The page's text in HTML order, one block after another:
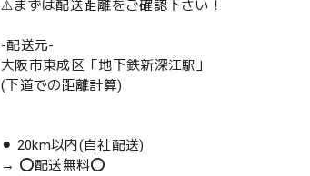
⚠️まずは配送距離をご確認下さい！
-配送元-
大阪市東成区「地下鉄新深江駅」
(下道での距離計算)
⚫︎ 20km以内(自社配送)
→ ⭕️配送無料⭕️